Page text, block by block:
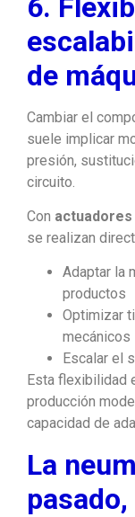
de
Cambiar el
suele implicar
presión,
circuito.
Con
se realizan
Adaptar la
productos
Optimizar
mecánicos
Escalar el
Esta flexibilidad
producción
capacidad de
La